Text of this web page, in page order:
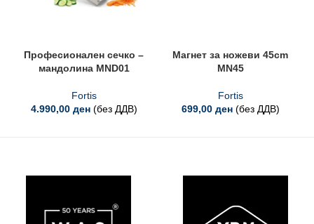
Професионален сечко –
мандолина MND01
Fortis
4.990,00 ден (без ДДВ)
Магнет за ножеви 45cm
MN45
Fortis
699,00 ден (без ДДВ)